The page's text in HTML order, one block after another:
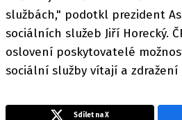
službách," podotkl prezident
sociálních služeb Jiří Horecký.
oslovení poskytovatelé
sociální služby vítají a
Sdílet na X